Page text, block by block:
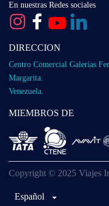
En nuestras Redes sociales
DIRECCION
Centro Comercial Galerías
Margarita.
Venezuela.
MIEMBROS DE
Copyright © 2025 Viajes
Español